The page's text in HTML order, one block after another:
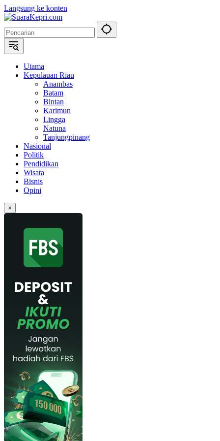
Langsung ke konten
Utama
Kepulauan Riau
Anambas
Batam
Bintan
Karimun
Lingga
Natuna
Tanjungpinang
Nasional
Politik
Pendidikan
Wisata
Bisnis
Opini
×